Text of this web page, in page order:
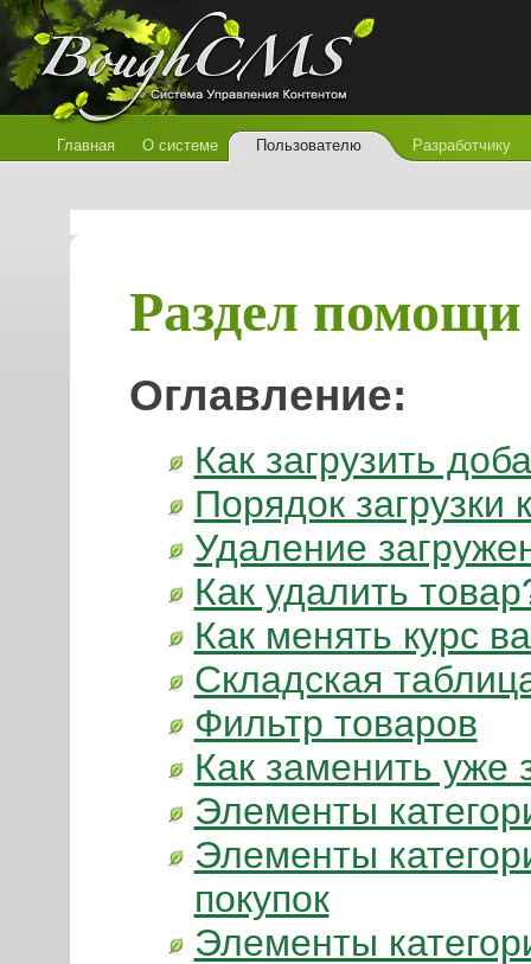
Главная О системе Пользователю Разработчику
Раздел помощи
Оглавление:
Как загрузить
Порядок загрузки
Удаление
Как удалить
Как менять курс
Складская
Фильтр товаров
Как заменить
Элементы
Элементы
покупок
Элементы